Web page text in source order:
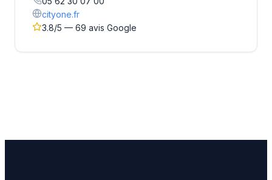
cityone.fr
3.8/5 — 69 avis Google